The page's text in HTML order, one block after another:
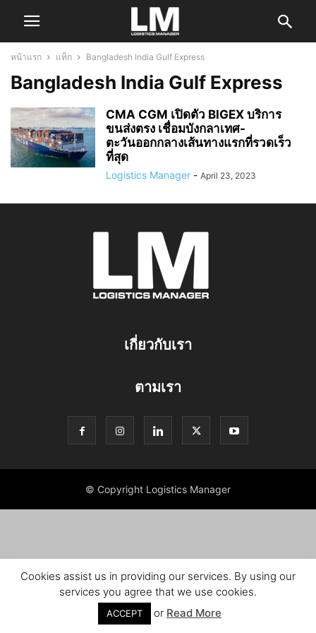
หน้าแรก แท็ก Bangladesh India Gulf Express
Bangladesh India Gulf Express
CMA CGM เปิดตัว BIGEX บริการ
ขนส่งตรง เชื่อมบังกลาเทศ-
ตะวันออกกลางเส้นทางแรกที่รวดเร็ว
ที่สุด
Logistics Manager - April 23, 2023
เกี่ยวกับเรา
ตามเรา
© Copyright Logistics Manager
Cookies assist us in providing our services. By using our
services you agree that we use cookies.
ACCEPT or Read More